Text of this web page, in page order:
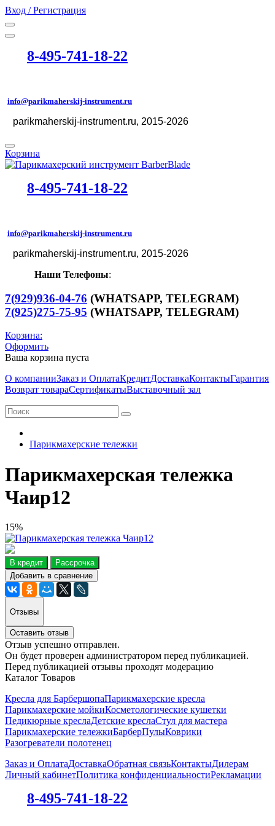
Вход / Регистрация
8-495-741-18-22
info@parikmaherskij-instrument.ru
parikmaherskij-instrument.ru, 2015-2026
Корзина
8-495-741-18-22
info@parikmaherskij-instrument.ru
parikmaherskij-instrument.ru, 2015-2026
Наши Телефоны:
7(929)936-04-76 (WHATSAPP, TELEGRAM)
7(925)275-75-95 (WHATSAPP, TELEGRAM)
Корзина:
Оформить
Ваша корзина пуста
О компанииЗаказ и ОплатаКредитДоставкаКонтактыГарантия
Возврат товараСертификатыВыставочный зал
Парикмахерские тележки
Парикмахерская тележка
Чаир12
15%
В кредит
Рассрочка
Добавить в сравнение
Отзывы
Оставить отзыв
Отзыв успешно отправлен.
Он будет проверен администратором перед публикацией.
Перед публикацией отзывы проходят модерацию
Каталог Товаров
Кресла для БарбершопаПарикмахерские кресла
Парикмахерские мойкиКосметологические кушетки
Педикюрные креслаДетские креслаСтул для мастера
Парикмахерские тележкиБарберПулыКоврики
Разогреватели полотенец
Заказ и ОплатаДоставкаОбратная связьКонтактыДилерам
Личный кабинетПолитика конфиденциальностиРекламации
8-495-741-18-22